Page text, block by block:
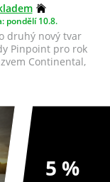
pondělí 10.8.
druhý nový tvar
Pinpoint pro rok
Continental,
5 %